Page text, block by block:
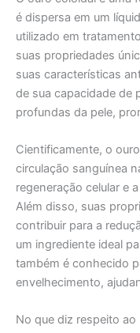
é dispersa em um
utilizado em
suas propriedades
suas características
de sua capacidade de
profundas da pele,
Cientificamente, o
circulação sanguínea
regeneração celular e
Além disso, suas
contribuir para a
um ingrediente ideal
também é conhecido
envelhecimento,
No que diz respeito